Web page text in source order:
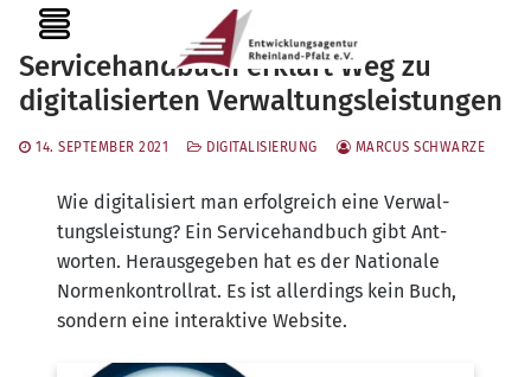
Inhalt
springen
Servicehandbuch erklärt Weg zu
digitalisierten Verwaltungsleistungen
14. SEPTEMBER 2021 DIGITALISIERUNG MARCUS SCHWARZE
Wie digi­ta­li­siert man erfolg­reich eine Ver­wal­
tungs­leis­tung? Ein Ser­vice­hand­buch gibt Ant­
wor­ten. Her­aus­ge­ge­ben hat es der Natio­na­le
Nor­men­kon­troll­rat. Es ist aller­dings kein Buch,
son­dern eine inter­ak­ti­ve Website.